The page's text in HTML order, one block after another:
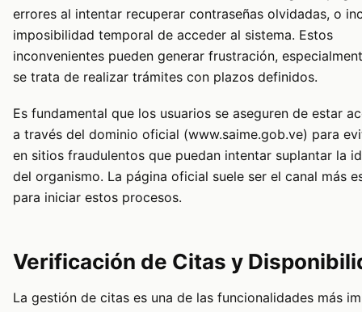
errores al intentar recuperar contraseñas olvidadas, o
imposibilidad temporal de acceder al sistema. Estos
inconvenientes pueden generar frustración,
se trata de realizar trámites con plazos definidos.
Es fundamental que los usuarios se aseguren de estar
a través del dominio oficial (www.saime.gob.ve) para
en sitios fraudulentos que puedan intentar suplantar la
del organismo. La página oficial suele ser el canal más
para iniciar estos procesos.
Verificación de Citas y
La gestión de citas es una de las funcionalidades más